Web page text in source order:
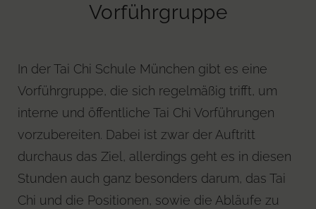
Vorführgruppe
In der Tai Chi Schule München gibt es eine
Vorführgruppe, die sich regelmäßig trifft, um
interne und öffentliche Tai Chi Vorführungen
vorzubereiten. Dabei ist zwar der Auftritt
durchaus das Ziel, allerdings geht es in diesen
Stunden auch ganz besonders darum, das Tai
Chi und die Positionen, sowie die Abläufe zu